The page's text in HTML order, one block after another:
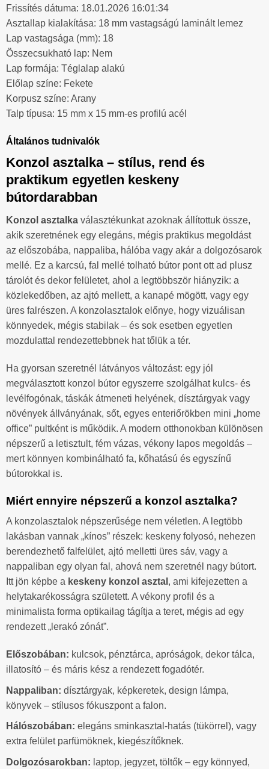
Frissítés dátuma: 18.01.2026 16:01:34
Asztallap kialakítása: 18 mm vastagságú laminált lemez
Lap vastagsága (mm): 18
Összecsukható lap: Nem
Lap formája: Téglalap alakú
Előlap színe: Fekete
Korpusz színe: Arany
Talp típusa: 15 mm x 15 mm-es profilú acél
Általános tudnivalók
Konzol asztalka – stílus, rend és
praktikum egyetlen keskeny
bútordarabban
Konzol asztalka választékunkat azoknak állítottuk össze,
akik szeretnének egy elegáns, mégis praktikus megoldást
az előszobába, nappaliba, hálóba vagy akár a dolgozósarok
mellé. Ez a karcsú, fal mellé tolható bútor pont ott ad plusz
tárolót és dekor felületet, ahol a legtöbbször hiányzik: a
közlekedőben, az ajtó mellett, a kanapé mögött, vagy egy
üres falrészen. A konzolasztalok előnye, hogy vizuálisan
könnyedek, mégis stabilak – és sok esetben egyetlen
mozdulattal rendezettebbnek hat tőlük a tér.
Ha gyorsan szeretnél látványos változást: egy jól
megválasztott konzol bútor egyszerre szolgálhat kulcs- és
levélfogónak, táskák átmeneti helyének, dísztárgyak vagy
növények állványának, sőt, egyes enteriőrökben mini „home
office” pultként is működik. A modern otthonokban különösen
népszerű a letisztult, fém vázas, vékony lapos megoldás –
mert könnyen kombinálható fa, kőhatású és egyszínű
bútorokkal is.
Miért ennyire népszerű a konzol asztalka?
A konzolasztalok népszerűsége nem véletlen. A legtöbb
lakásban vannak „kínos” részek: keskeny folyosó, nehezen
berendezhető falfelület, ajtó melletti üres sáv, vagy a
nappaliban egy olyan fal, ahová nem szeretnél nagy bútort.
Itt jön képbe a keskeny konzol asztal , ami kifejezetten a
helytakarékosságra született. A vékony profil és a
minimalista forma optikailag tágítja a teret, mégis ad egy
rendezett „lerakó zónát”.
Előszobában: kulcsok, pénztárca, apróságok, dekor tálca,
illatosító – és máris kész a rendezett fogadótér.
Nappaliban: dísztárgyak, képkeretek, design lámpa,
könyvek – stílusos fókuszpont a falon.
Hálószobában: elegáns sminkasztal-hatás (tükörrel), vagy
extra felület parfümöknek, kiegészítőknek.
Dolgozósarokban: laptop, jegyzet, töltők – egy könnyed,